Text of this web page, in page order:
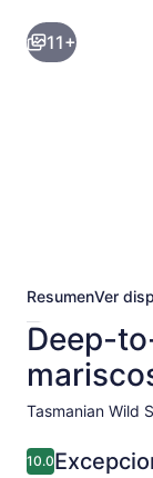
a
la
página
11+
ResumenVer
Deep-
Tasmanian Wild
10.010.0 de 10